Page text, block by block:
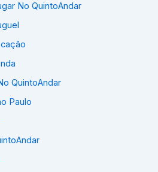
No QuintoAndar
QuintoAndar
Paulo